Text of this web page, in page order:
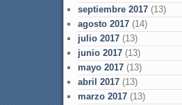
septiembre 2017(13)
agosto 2017(14)
julio 2017(13)
junio 2017(13)
mayo 2017(13)
abril 2017(13)
marzo 2017(13)